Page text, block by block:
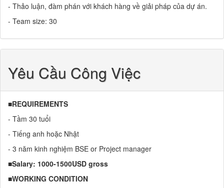
- Thảo luận, đàm phán với khách hàng về giải pháp của dự án.
- Team size: 30
Yêu Cầu Công Việc
■REQUIREMENTS
- Tầm 30 tuổi
- Tiếng anh hoặc Nhật
- 3 năm kinh nghiệm BSE or Project manager
■Salary: 1000-1500USD gross
■WORKING CONDITION